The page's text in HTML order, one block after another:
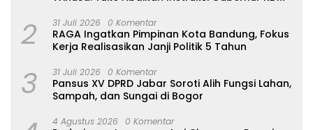
2 31 Juli 2026 0 Komentar
RAGA Ingatkan Pimpinan Kota Bandung, Fokus
3 31 Juli 2026 0 Komentar
Pansus XV DPRD Jabar Soroti Alih Fungsi Lahan,
Sampah, dan Sungai di Bogor
4 Agustus 2026 0 Komentar